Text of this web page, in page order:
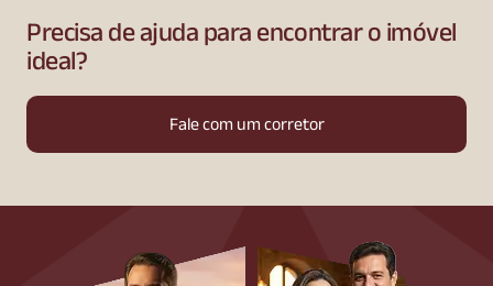
Precisa de ajuda para encontrar o imóvel
ideal?
Fale com um corretor